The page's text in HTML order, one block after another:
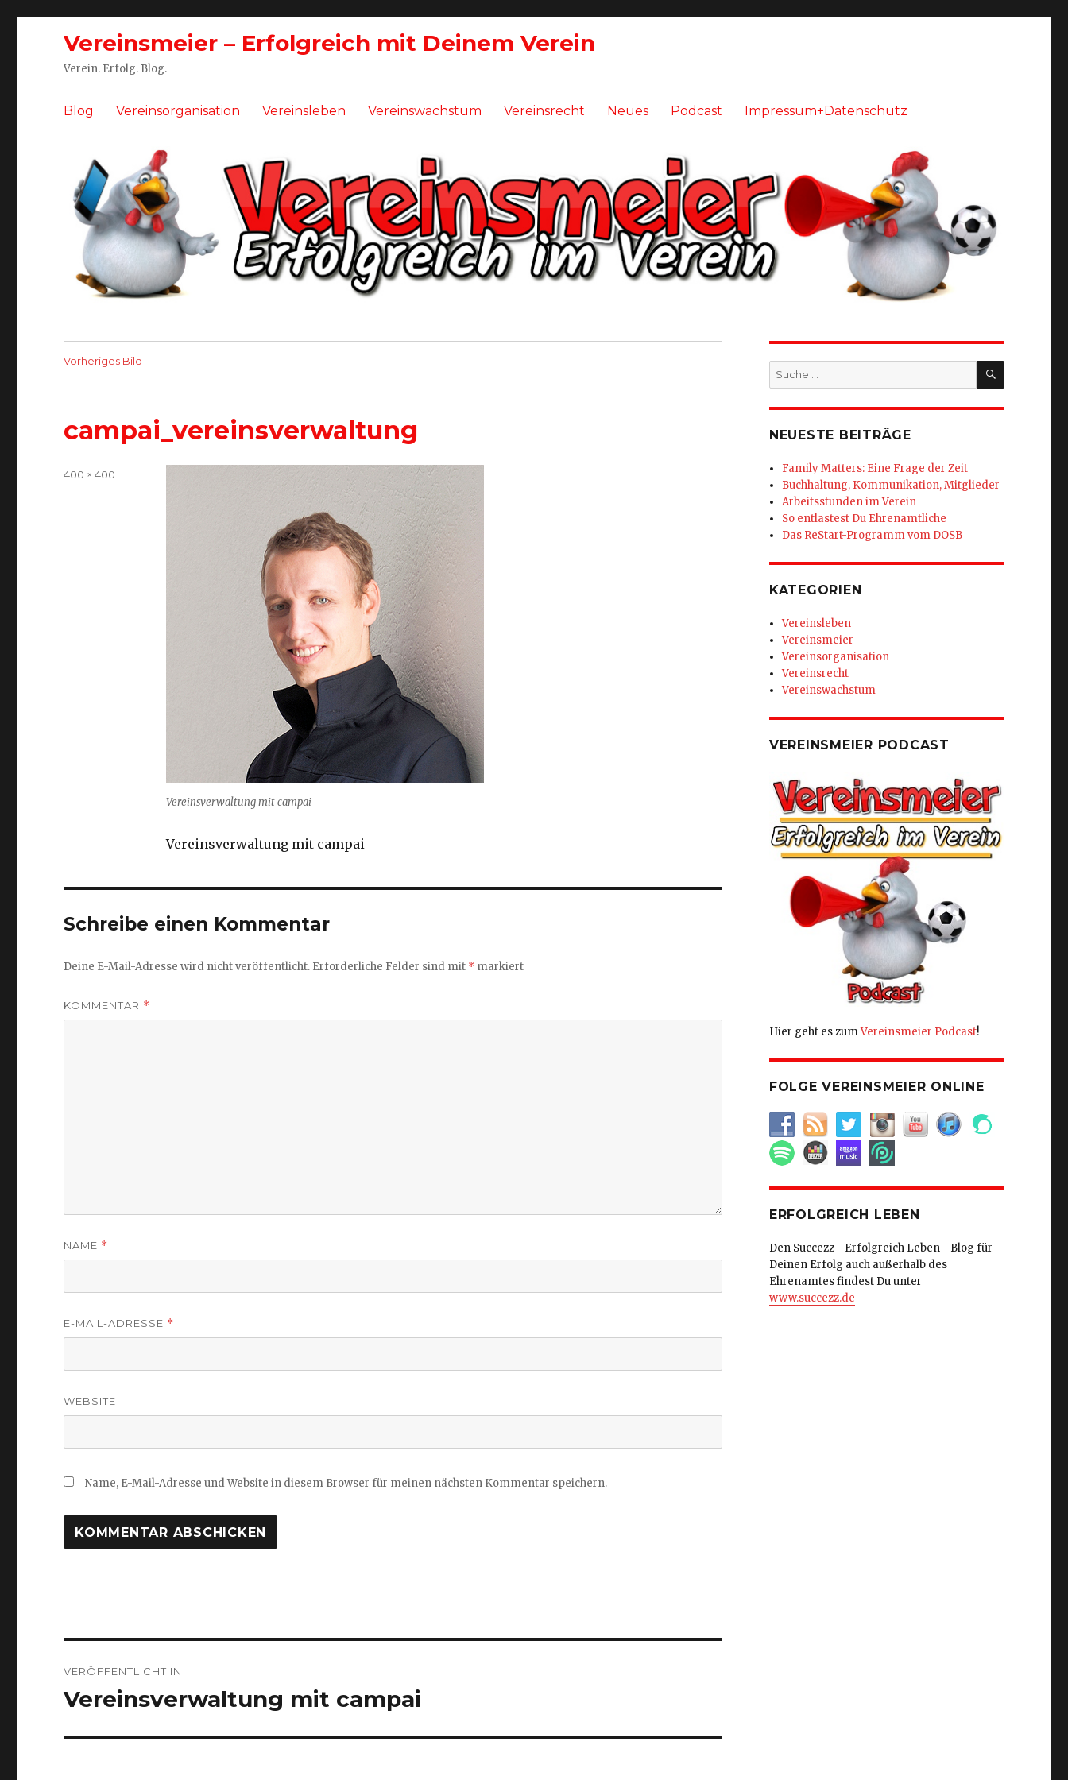
Vereinsmeier – Erfolgreich mit Deinem Verein
Verein. Erfolg. Blog.
Blog Vereinsorganisation Vereinsleben Vereinswachstum Vereinsrecht Neues Podcast Impressum+Datenschutz
Vorheriges Bild
campai_vereinsverwaltung
Vereinsverwaltung mit campai
Vereinsverwaltung mit campai
Volle
400 × 400
Schreibe einen Kommentar
Deine E-Mail-Adresse wird nicht veröffentlicht. Erforderliche Felder sind mit * markiert
KOMMENTAR *
NAME *
E-MAIL-ADRESSE *
WEBSITE
Name, E-Mail-Adresse und Website in diesem Browser für meinen nächsten Kommentar speichern.
VERÖFFENTLICHT IN
Vereinsverwaltung mit campai
Suche
nach:
SUCHEN
NEUESTE BEITRÄGE
Family Matters: Eine Frage der Zeit
Buchhaltung, Kommunikation, Mitglieder
Arbeitsstunden im Verein
So entlastest Du Ehrenamtliche
Das ReStart-Programm vom DOSB
KATEGORIEN
Vereinsleben
Vereinsmeier
Vereinsorganisation
Vereinsrecht
Vereinswachstum
VEREINSMEIER PODCAST
Hier geht es zumVereinsmeier Podcast!
FOLGE VEREINSMEIER ONLINE
ERFOLGREICH LEBEN
Den Succezz - Erfolgreich Leben - Blog für
Deinen Erfolg auch außerhalb des
Ehrenamtes findest Du unter
www.succezz.de